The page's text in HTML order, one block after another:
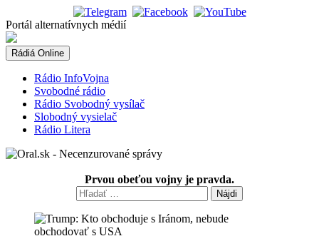
to
content
Portál alternatívnych médií
Rádiá Online
Rádio InfoVojna
Svobodné rádio
Rádio Svobodný vysílač
Slobodný vysielač
Rádio Litera
Prvou obeťou vojny je pravda.
Hľadať: